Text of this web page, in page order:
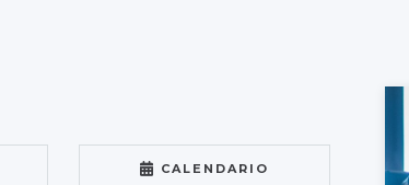
CALENDARIO